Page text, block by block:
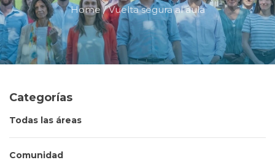
Home/ Vuelta segura al aula
Categorías
Todas las áreas
Comunidad